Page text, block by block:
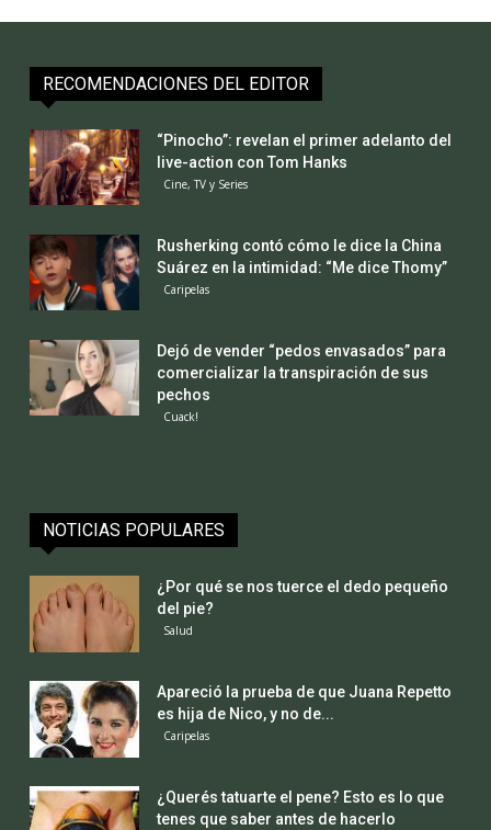
RECOMENDACIONES DEL EDITOR
“Pinocho”: revelan el primer adelanto del
live-action con Tom Hanks
Cine, TV y Series
Rusherking contó cómo le dice la China
Suárez en la intimidad: “Me dice Thomy”
Caripelas
Dejó de vender “pedos envasados” para
comercializar la transpiración de sus
pechos
Cuack!
NOTICIAS POPULARES
¿Por qué se nos tuerce el dedo pequeño
del pie?
Salud
Apareció la prueba de que Juana Repetto
es hija de Nico, y no de...
Caripelas
¿Querés tatuarte el pene? Esto es lo que
tenes que saber antes de hacerlo